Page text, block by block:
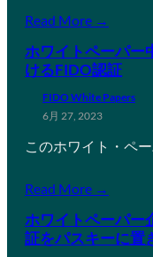
Read More →
ホワイトペーパー
けるFIDO認証
FIDO White Papers
6月 27, 2023
このホワイト・ペ
Read More →
ホワイトペーパー
証をパスキーに置